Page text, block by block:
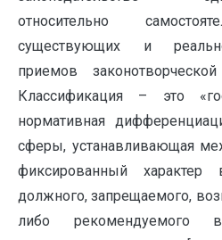
относительно
существующих и
приемов
Классификация – это
нормативная
сферы, устанавливающая
фиксированный
должного, запрещаемого,
либо рекомендуемого